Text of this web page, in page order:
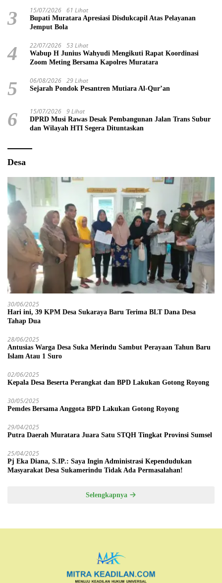
3 15/07/2026 61 Lihat
Bupati Muratara Apresiasi Disdukcapil Atas Pelayanan
Jemput Bola
4 22/07/2026 53 Lihat
Wabup H Junius Wahyudi Mengikuti Rapat Koordinasi
Zoom Meting Bersama Kapolres Muratara
5 06/08/2026 29 Lihat
Sejarah Pondok Pesantren Mutiara Al-Qur’an
6 15/07/2026 9 Lihat
DPRD Musi Rawas Desak Pembangunan Jalan Trans Subur
dan Wilayah HTI Segera Dituntaskan
Desa
30/06/2025
Hari ini, 39 KPM Desa Sukaraya Baru Terima BLT Dana Desa
Tahap Dua
28/06/2025
Antusias Warga Desa Suka Merindu Sambut Perayaan Tahun Baru
Islam Atau 1 Suro
02/06/2025
Kepala Desa Beserta Perangkat dan BPD Lakukan Gotong Royong
30/05/2025
Pemdes Bersama Anggota BPD Lakukan Gotong Royong
29/04/2025
Putra Daerah Muratara Juara Satu STQH Tingkat Provinsi Sumsel
25/04/2025
Pj Eka Diana, S.IP.: Saya Ingin Administrasi Kependudukan
Masyarakat Desa Sukamerindu Tidak Ada Permasalahan!
Selengkapnya